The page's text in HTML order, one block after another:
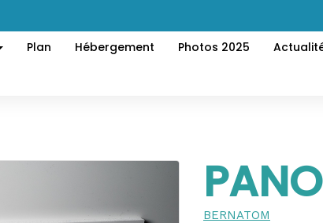
Plan Hébergement Photos 2025
BERNATOM